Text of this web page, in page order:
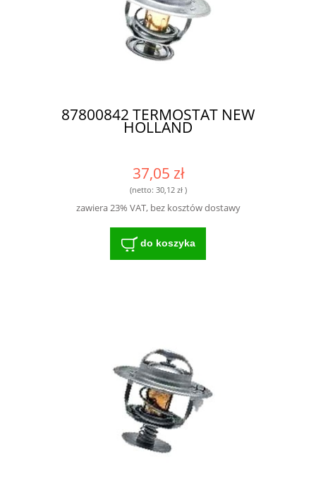
87800842 TERMOSTAT NEW
HOLLAND
37,05 zł
(netto: 30,12 zł)
zawiera 23% VAT, bez kosztów dostawy
do koszyka